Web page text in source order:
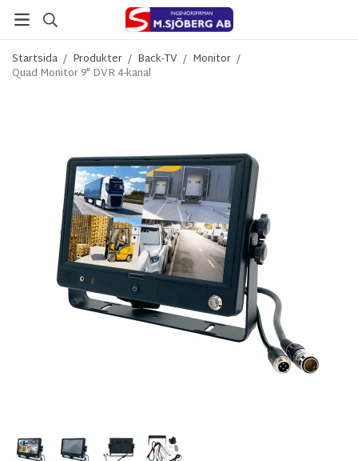
Startsida / Produkter / Back-TV / Monitor /
Quad Monitor 9" DVR 4-kanal